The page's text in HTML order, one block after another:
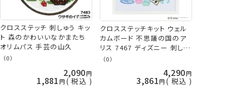
クロスステッチ 刺しゅう キッ
ト 森のかわいいなかまたち
オリムパス 手芸の山久
（0）
2,090
1,881 税込
クロスステッチキット ウェル
カムボード 不思議の国のア
リス 7467 ディズニー 刺しゅ
うキット ネコポス可 オリムパ
（0）
4,290
3,861 税込